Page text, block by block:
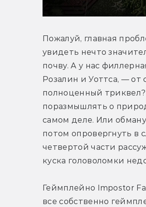
Пожалуй, главная
увидеть нечто
почву. А у нас
Розалин и Уоттса, — от
полноценный триквел?
поразмышлять о
самом деле. Или
потом опровергнуть в
четвертой части
куска головоломки
Геймплейно Impostor
все собственно